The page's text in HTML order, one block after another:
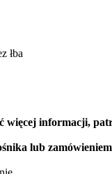
łba
więcej informacji,
lub